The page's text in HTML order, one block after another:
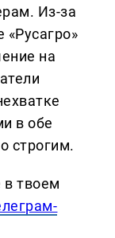
Из-за
«Русагро»
на
в обе
строгим.
твоем